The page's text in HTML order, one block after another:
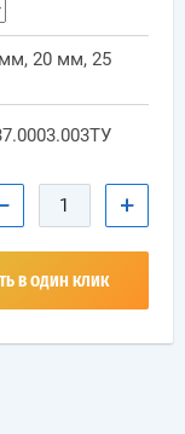
20 мм, 25
+
В ОДИН КЛИК